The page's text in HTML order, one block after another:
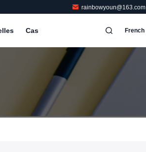
rainbowyoun@163.com
Cas French